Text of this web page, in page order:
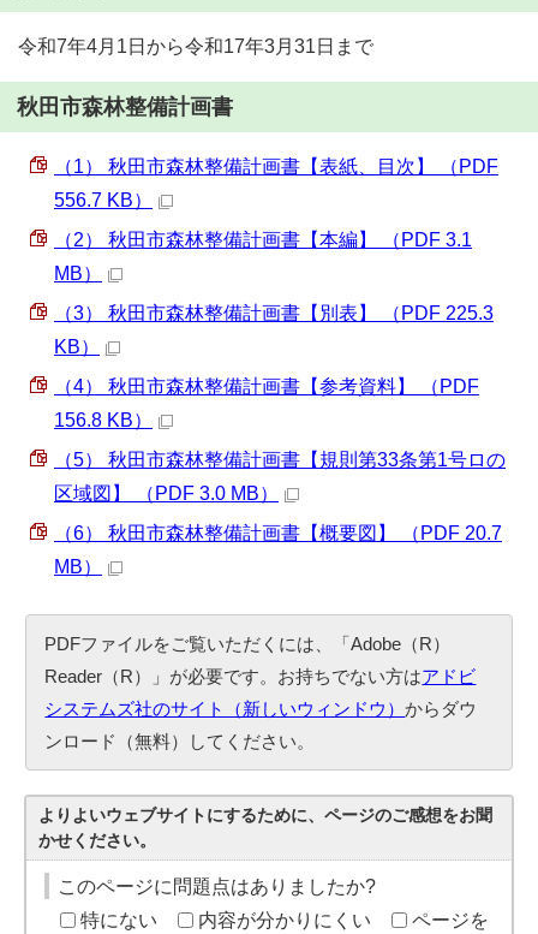
令和7年4月1日から令和17年3月31日まで
秋田市森林整備計画書
（1） 秋田市森林整備計画書【表紙、目次】 （PDF
556.7 KB）
（2） 秋田市森林整備計画書【本編】 （PDF 3.1
MB）
（3） 秋田市森林整備計画書【別表】 （PDF 225.3
KB）
（4） 秋田市森林整備計画書【参考資料】 （PDF
156.8 KB）
（5） 秋田市森林整備計画書【規則第33条第1号ロの
区域図】 （PDF 3.0 MB）
（6） 秋田市森林整備計画書【概要図】 （PDF 20.7
MB）
PDFファイルをご覧いただくには、「Adobe（R）
Reader（R）」が必要です。お持ちでない方はアドビ
システムズ社のサイト（新しいウィンドウ）からダウ
ンロード（無料）してください。
よりよいウェブサイトにするために、ページのご感想をお聞
かせください。
このページに問題点はありましたか?
特にない
内容が分かりにくい
ページを